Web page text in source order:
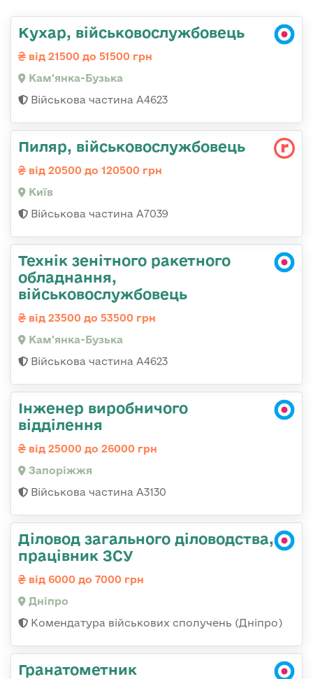
Кухар, військовослужбовець
від 21500 до 51500 грн
Кам'янка-Бузька
Військова частина А4623
Пиляр, військовослужбовець
від 20500 до 120500 грн
Київ
Військова частина А7039
Технік зенітного ракетного
обладнання,
військовослужбовець
від 23500 до 53500 грн
Кам'янка-Бузька
Військова частина А4623
Інженер виробничого
відділення
від 25000 до 26000 грн
Запоріжжя
Військова частина А3130
Діловод загального діловодства,
працівник ЗСУ
від 6000 до 7000 грн
Дніпро
Комендатура військових сполучень (Дніпро)
Гранатометник